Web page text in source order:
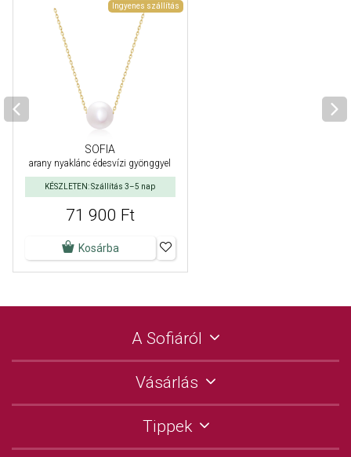
Ingyenes szállítás
SOFIA
arany nyaklánc édesvízi gyönggyel
KÉSZLETEN: Szállítás 3–5 nap
71 900 Ft
Kosárba
A Sofiáról
Vásárlás
Tippek